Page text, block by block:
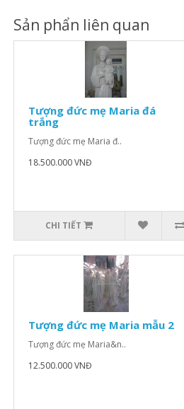
Sản phẩn liên quan
Tượng đức mẹ Maria đá
trắng
Tượng đức mẹ Maria đ..
18.500.000 VNĐ
CHI TIẾT
Tượng đức mẹ Maria mẫu 2
Tượng đức mẹ Maria&n..
12.500.000 VNĐ